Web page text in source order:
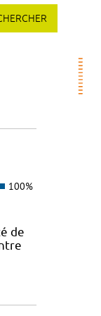
100%
de